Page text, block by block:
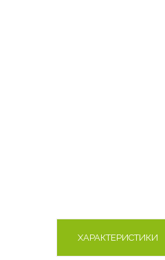
ХАРАКТЕРИСТИКИ